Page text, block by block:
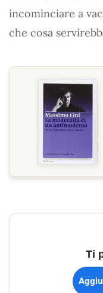
incominciare a
che cosa
Ti